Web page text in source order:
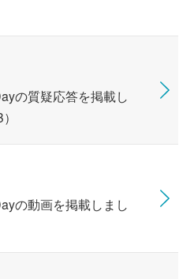
の質疑応答を掲載し
の動画を掲載しまし